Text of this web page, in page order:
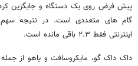
پیش فرض روی یک دستگاه و جایگزین
گام های متعددی است. در نتیجه
اینترنتی فقط ۲.۳ باقی مانده است.
داک داک گو، مایکروسافت و یاهو از